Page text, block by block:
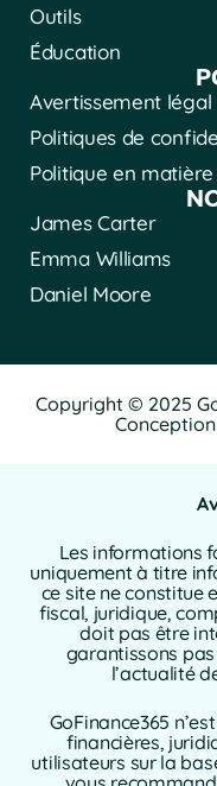
Outils
Éducation
Avertissement légal
Politiques de
Politique en
James Carter
Emma Williams
Daniel Moore
Copyright © 2025
Les informations
uniquement à titre
ce site ne constitue
fiscal, juridique,
doit pas être
garantissons pas
l’actualité
GoFinance365
financières,
utilisateurs sur la